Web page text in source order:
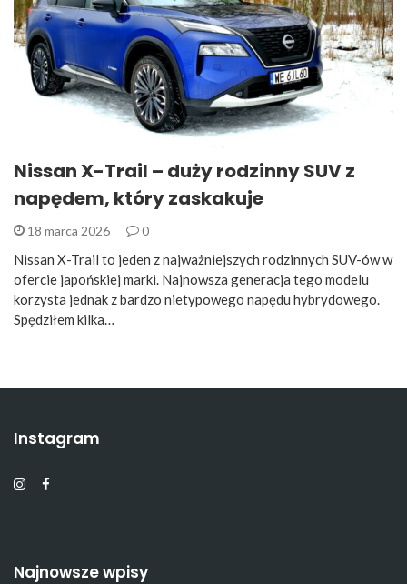
Nissan X-Trail – duży rodzinny SUV z
napędem, który zaskakuje
18 marca 2026 0
Nissan X-Trail to jeden z najważniejszych rodzinnych SUV-ów w
ofercie japońskiej marki. Najnowsza generacja tego modelu
korzysta jednak z bardzo nietypowego napędu hybrydowego.
Spędziłem kilka…
Instagram
Najnowsze wpisy